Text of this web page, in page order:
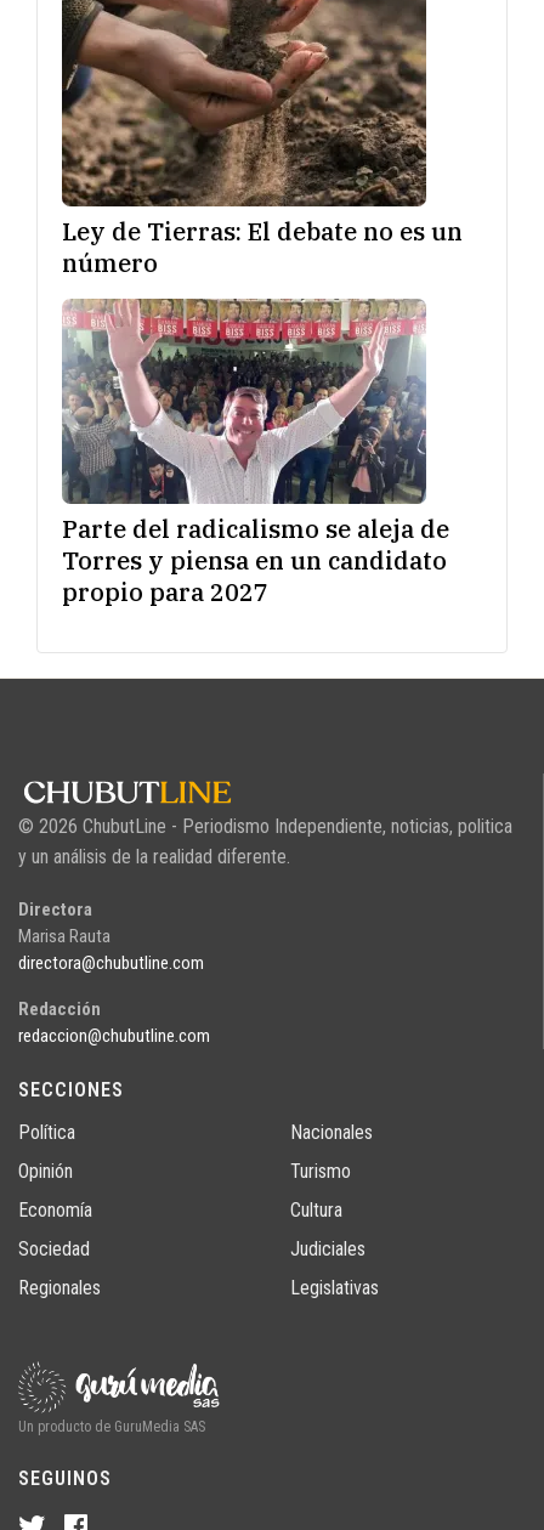
Ley de Tierras: El debate no es un
número
Parte del radicalismo se aleja de
Torres y piensa en un candidato
propio para 2027
© 2026 ChubutLine - Periodismo Independiente, noticias, politica
y un análisis de la realidad diferente.
Directora
Marisa Rauta
directora@chubutline.com
Redacción
redaccion@chubutline.com
SECCIONES
Política
Opinión
Economía
Sociedad
Regionales
Nacionales
Turismo
Cultura
Judiciales
Legislativas
Un producto de GuruMedia SAS
SEGUINOS